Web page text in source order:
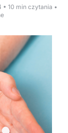
10 min czytania •